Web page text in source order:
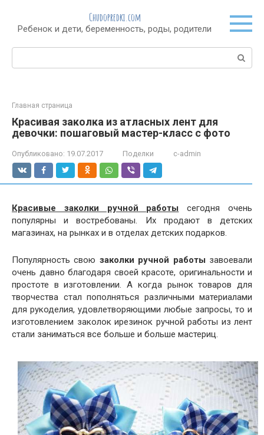
контенту
Chudopredki.com
Ребенок и дети, беременность, роды, родители
Поиск:
Главная страница
Красивая заколка из атласных лент для
девочки: пошаговый мастер-класс с фото
Опубликовано: 19.07.2017 Поделки c-admin
Красивые заколки ручной работы сегодня очень
популярны и востребованы. Их продают в детских
магазинах, на рынках и в отделах детских подарков.
Популярность свою заколки ручной работы завоевали
очень давно благодаря своей красоте, оригинальности и
простоте в изготовлении. А когда рынок товаров для
творчества стал пополняться различными материалами
для рукоделия, удовлетворяющими любые запросы, то и
изготовлением заколок ирезинок ручной работы из лент
стали заниматься все больше и больше мастериц.